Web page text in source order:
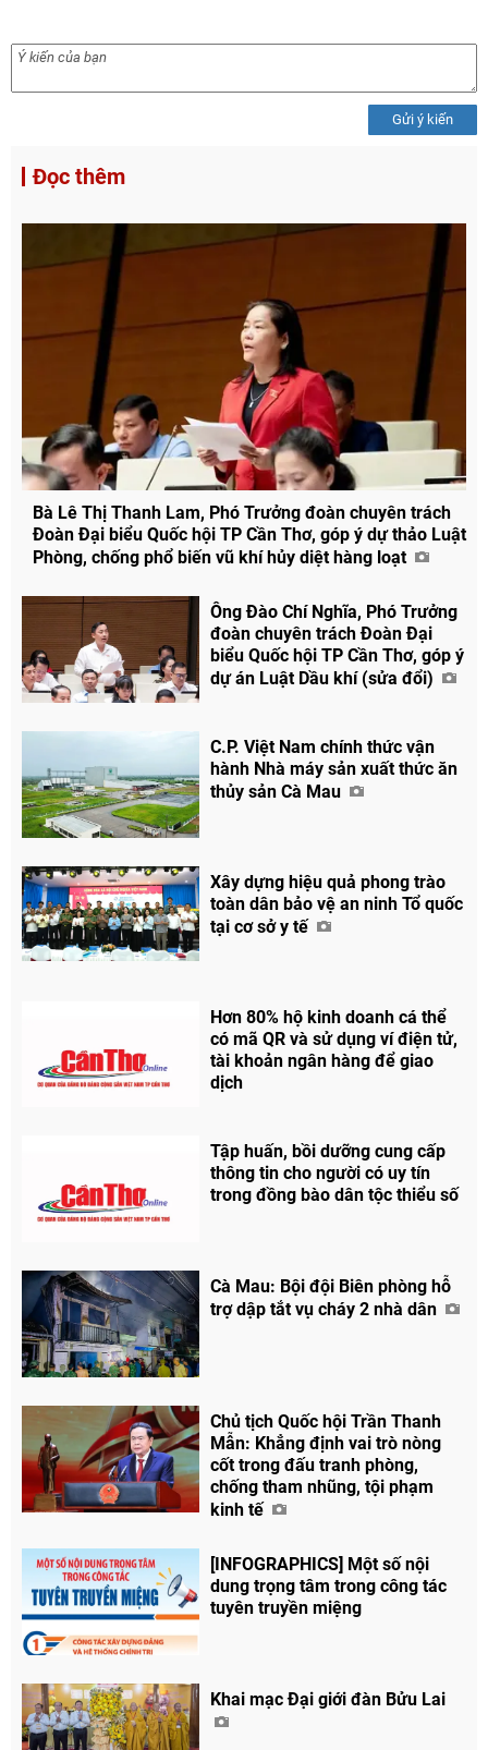
Chia sẻ
Gửi ý kiến
Đọc thêm
Bà Lê Thị Thanh Lam, Phó Trưởng đoàn chuyên trách
Đoàn Đại biểu Quốc hội TP Cần Thơ, góp ý dự thảo Luật
Phòng, chống phổ biến vũ khí hủy diệt hàng loạt
Ông Đào Chí Nghĩa, Phó Trưởng
đoàn chuyên trách Đoàn Đại
biểu Quốc hội TP Cần Thơ, góp ý
dự án Luật Dầu khí (sửa đổi)
C.P. Việt Nam chính thức vận
hành Nhà máy sản xuất thức ăn
thủy sản Cà Mau
Xây dựng hiệu quả phong trào
toàn dân bảo vệ an ninh Tổ quốc
tại cơ sở y tế
Hơn 80% hộ kinh doanh cá thể
có mã QR và sử dụng ví điện tử,
tài khoản ngân hàng để giao
dịch
Tập huấn, bồi dưỡng cung cấp
thông tin cho người có uy tín
trong đồng bào dân tộc thiểu số
Cà Mau: Bội đội Biên phòng hỗ
trợ dập tắt vụ cháy 2 nhà dân
Chủ tịch Quốc hội Trần Thanh
Mẫn: Khẳng định vai trò nòng
cốt trong đấu tranh phòng,
chống tham nhũng, tội phạm
kinh tế
[INFOGRAPHICS] Một số nội
dung trọng tâm trong công tác
tuyên truyền miệng
Khai mạc Đại giới đàn Bửu Lai